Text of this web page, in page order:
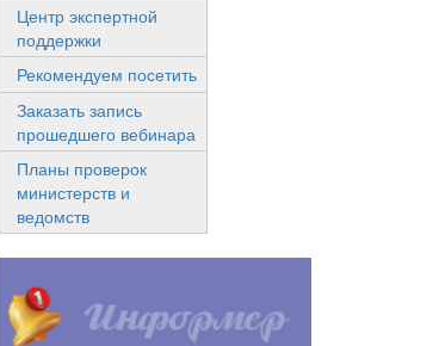
Центр экспертной
поддержки
Рекомендуем посетить
Заказать запись
прошедшего вебинара
Планы проверок
министерств и
ведомств